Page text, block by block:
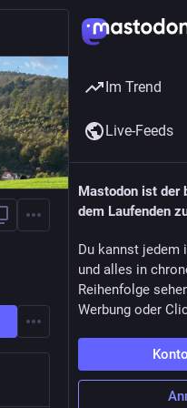
Im Trend
Live-Feeds
Mastodon ist der
dem Laufenden
Du kannst jedem
und alles in
Reihenfolge
Werbung oder